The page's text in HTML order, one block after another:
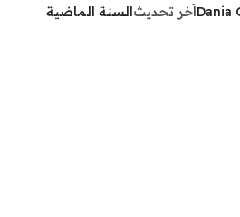
Daniaآخر تحديثالسنة الماضية